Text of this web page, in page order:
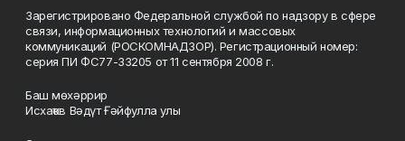
Зарегистрировано Федеральной службой по надзору в сфере
связи, информационных технологий и массовых
коммуникаций (РОСКОМНАДЗОР). Регистрационный номер:
серия ПИ ФС77-33205 от 11 сентября 2008 г.
Баш мөхәррир
Исхаҡов Вәдүт Ғәйфулла улы